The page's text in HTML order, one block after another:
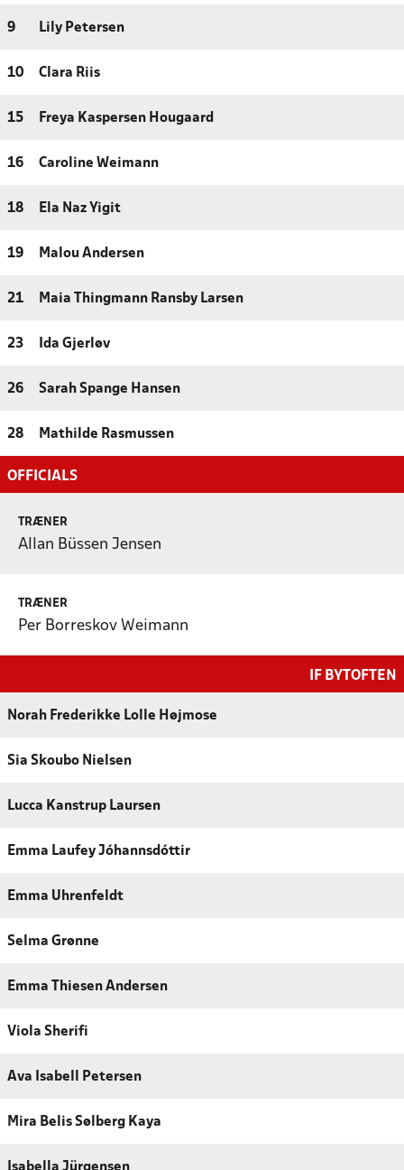
9 Lily Petersen
10 Clara Riis
15 Freya Kaspersen Hougaard
16 Caroline Weimann
18 Ela Naz Yigit
19 Malou Andersen
21 Maia Thingmann Ransby Larsen
23 Ida Gjerløv
26 Sarah Spange Hansen
28 Mathilde Rasmussen
OFFICIALS
TRÆNER
Allan Büssen Jensen
TRÆNER
Per Borreskov Weimann
IF BYTOFTEN
Norah Frederikke Lolle Højmose
Sia Skoubo Nielsen
Lucca Kanstrup Laursen
Emma Laufey Jóhannsdóttir
Emma Uhrenfeldt
Selma Grønne
Emma Thiesen Andersen
Viola Sherifi
Ava Isabell Petersen
Mira Belis Sølberg Kaya
Isabella Jürgensen